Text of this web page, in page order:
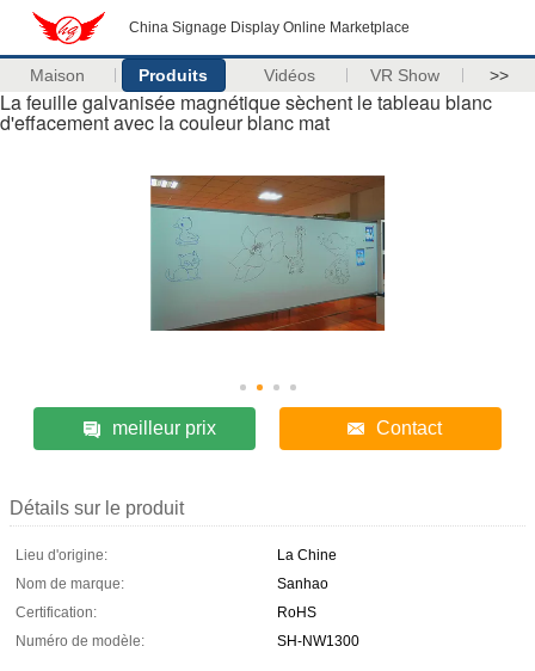
China Signage Display Online Marketplace
Maison Produits Vidéos VR Show >>
La feuille galvanisée magnétique sèchent le tableau blanc
d'effacement avec la couleur blanc mat
meilleur prix Contact
Détails sur le produit
Lieu d'origine:
La Chine
Nom de marque:
Sanhao
Certification:
RoHS
Numéro de modèle:
SH-NW1300